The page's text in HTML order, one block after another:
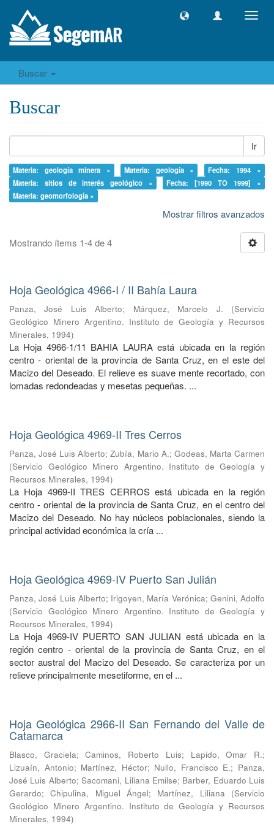
Buscar
Buscar
Ir
Materia: geología minera × Materia: geología ×
Fecha: 1994 ×
Materia: sitios de interés geológico ×
Fecha: [1990 TO 1999] ×
Materia: geomorfología ×
Mostrar filtros avanzados
Mostrando ítems 1-4 de 4
Hoja Geológica 4966-I / II Bahía Laura
Panza, José Luis Alberto; Márquez, Marcelo J. (Servicio
Geológico Minero Argentino. Instituto de Geología y Recursos
Minerales, 1994)
La Hoja 4966-1/11 BAHIA LAURA está ubicada en la región
centro - oriental de la provincia de Santa Cruz, en el este del
Macizo del Deseado. El relieve es suave mente recortado, con
lomadas redondeadas y mesetas pequeñas. ...
Hoja Geológica 4969-II Tres Cerros
Panza, José Luis Alberto;Zubía, Mario A.; Godeas, Marta Carmen
(Servicio Geológico Minero Argentino. Instituto de Geología y
Recursos Minerales, 1994)
La Hoja 4969-II TRES CERROS está ubicada en la región
centro - oriental de la provincia de Santa Cruz, en el centro del
Macizo del Deseado. No hay núcleos poblacionales, siendo la
principal actividad económica la cría ...
Hoja Geológica 4969-IV Puerto San Julián
Panza, José Luis Alberto; Irigoyen, María Verónica; Genini, Adolfo
(Servicio Geológico Minero Argentino. Instituto de Geología y
Recursos Minerales, 1994)
La Hoja 4969-IV PUERTO SAN JULIAN está ubicada en la
región centro - oriental de la provincia de Santa Cruz, en el
sector austral del Macizo del Deseado. Se caracteriza por un
relieve principalmente mesetiforme, en el ...
Hoja Geológica 2966-II San Fernando del Valle de
Catamarca
Blasco, Graciela;Caminos, Roberto Luis; Lapido, Omar R.;
Lizuaín, Antonio; Martínez, Héctor; Nullo, Francisco E.; Panza,
José Luis Alberto;Sacomani, Liliana Emilse; Barber, Eduardo Luis
Gerardo;Chipulina, Miguel Ángel; Martínez, Liliana (Servicio
Geológico Minero Argentino. Instituto de Geología y Recursos
Minerales, 1994)